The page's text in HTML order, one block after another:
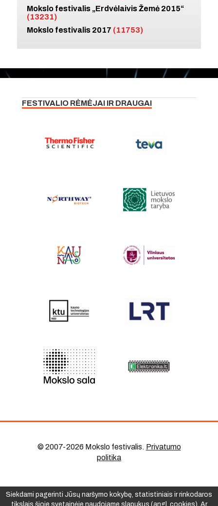
Mokslo festivalis „Erdvėlaivis Žemė 2015“
(13231)
Mokslo festivalis 2017 (11753)
FESTIVALIO RĖMĖJAI IR DRAUGAI
© 2007-2026 Mokslo festivalis. Privatumo
politika
Siekdami pagerinti Jūsų naršymo kokybę, statistiniais ir rinkodaros
tikslais šioje svetainėje naudojame slapukus (angl. cookies). Ar